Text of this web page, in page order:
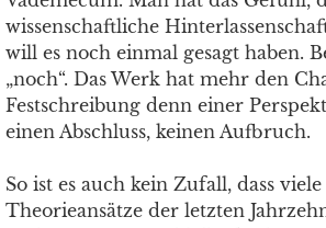
wissenschaftliche
will es noch einmal gesagt haben.
„noch“. Das Werk hat mehr den
Festschreibung denn einer
einen Abschluss, keinen Aufbruch.
So ist es auch kein Zufall, dass
Theorieansätze der letzten